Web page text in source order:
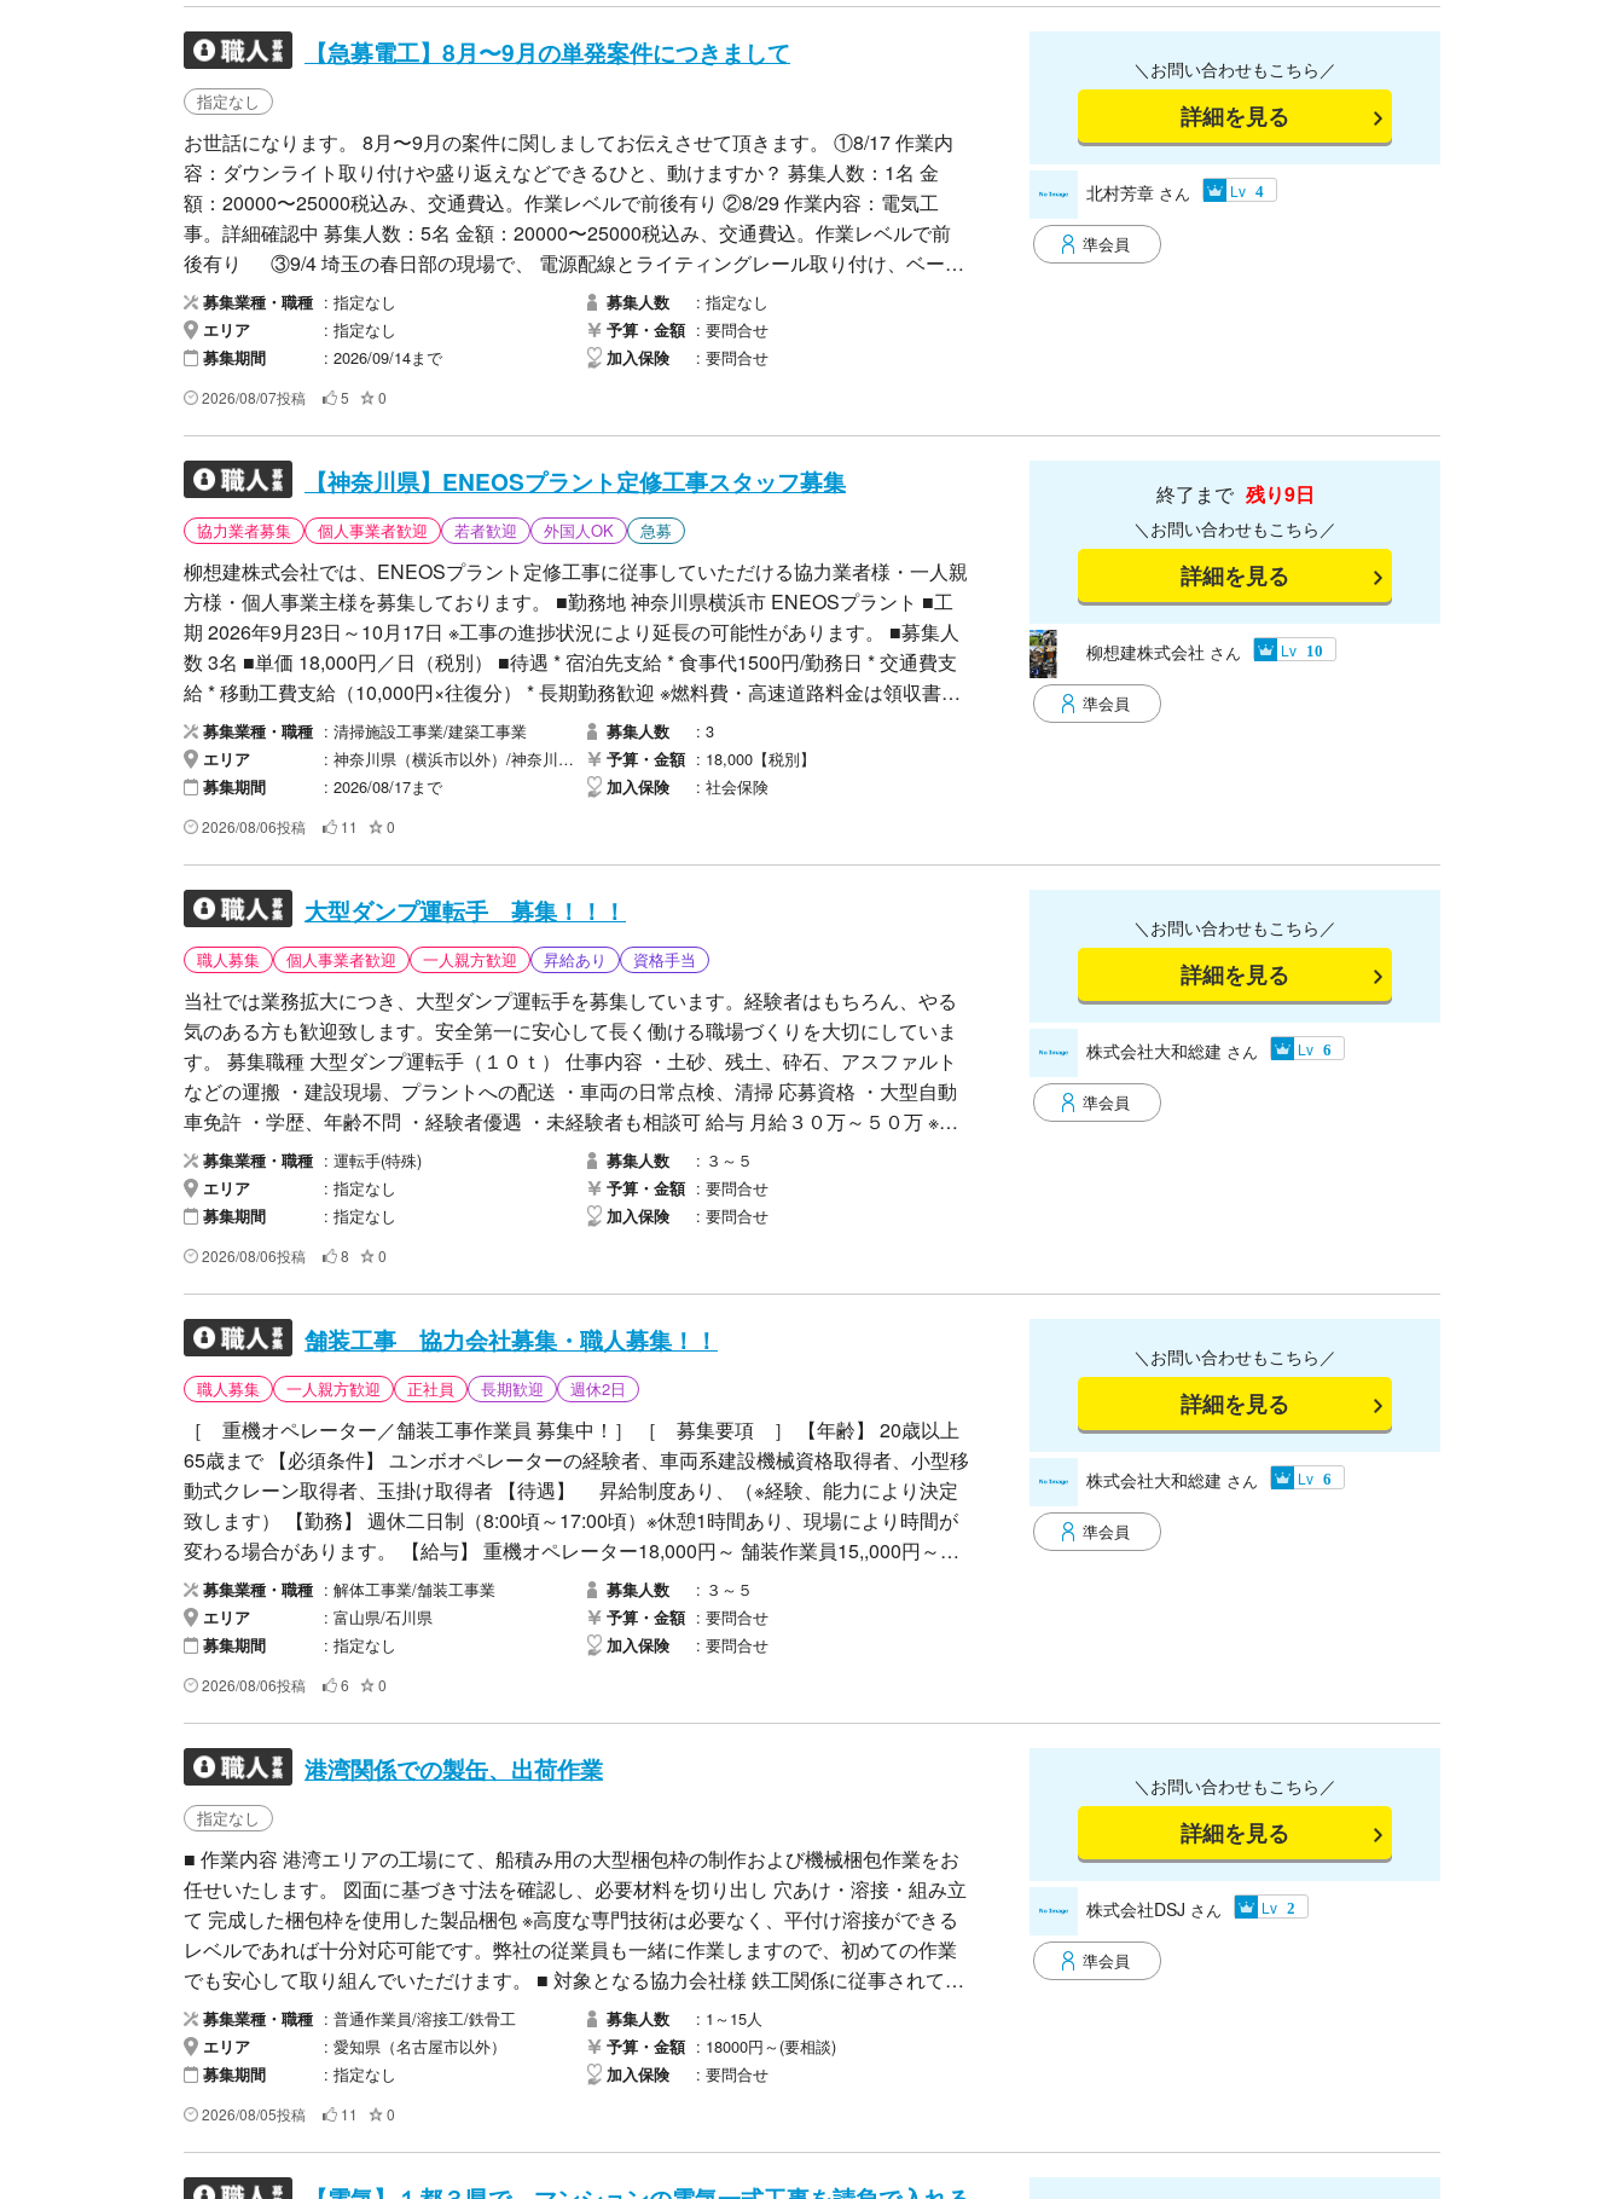
ンライト2台取り付けなど、 募集人数：3名 金額：20000〜25000税込み、交通費込。作業
レベルで前後有り 以上となります。何卒宜しくお願い致します。
【急募電工】8月〜9月の単発案件につきまして
指定なし
お世話になります。 8月〜9月の案件に関しましてお伝えさせて頂きます。 ①8/17 作業内
容：ダウンライト取り付けや盛り返えなどできるひと、動けますか？ 募集人数：1名 金
額：20000〜25000税込み、交通費込。作業レベルで前後有り ②8/29 作業内容：電気工
事。詳細確認中 募集人数：5名 金額：20000〜25000税込み、交通費込。作業レベルで前
後有り ③9/4 埼玉の春日部の現場で、 電源配線とライティングレール取り付け、ベース
ライト2台移設、ダウンライト2台取り付けなど、 募集人数：3名 金額：20000〜25000税
込み、交通費込。作業レベルで前後有り ④9/6 埼玉の春日部の現場で、 電源配線とライ
ティングレール取り付け、ベースライト2台移設、ダウンライト2台取り付けなど、 募集人
数：2名 金額：20000〜25000税込み、交通費込。作業レベルで前後有り ⑤9/14 埼玉の
春日部の現場で、 電源配線とライティングレール取り付け、ベースライト2台移設、ダウ
ンライト2台取り付けなど、 募集人数：3名 金額：20000〜25000税込み、交通費込。作業
レベルで前後有り 以上となります。何卒宜しくお願い致します。
募集業種・職種 指定なし
エリア 指定なし
募集期間 2026/09/14まで
募集人数 指定なし
予算・金額 要問合せ
加入保険 要問合せ
2026/08/07投稿 5 0
＼お問い合わせもこちら／
詳細を見る
北村芳章 さん Lv 4
準会員
【神奈川県】ENEOSプラント定修工事スタッフ募集
協力業者募集 個人事業者歓迎 若者歓迎 外国人OK 急募
柳想建株式会社では、ENEOSプラント定修工事に従事していただける協力業者様・一人親
方様・個人事業主様を募集しております。 ■勤務地 神奈川県横浜市 ENEOSプラント ■工
期 2026年9月23日～10月17日 ※工事の進捗状況により延長の可能性があります。 ■募集人
数 3名 ■単価 18,000円／日（税別） ■待遇 * 宿泊先支給 * 食事代1500円/勤務日 * 交通費支
給 * 移動工費支給（10,000円×往復分） * 長期勤務歓迎 ※燃料費・高速道路料金は領収書の
提出が必須です。 ■作業内容 ENEOSプラント内での定期修繕工事に伴う現場作業です。
【主な作業内容】 * 機器・配管設備のメンテナンス補助 * ボルト脱着・清掃作業 * 資材運搬
* 養生・片付け * 手元作業 * その他、現場監督の指示による軽作業 ※経験・資格に応じて作
業内容を決定します。 ■応募条件 * 建設現場経験者歓迎 * 手元作業経験者歓迎 * 一人親方歓
迎 * 協力会社様歓迎 * 真面目に勤務できる方 * 報告・連絡・相談をしっかり行える方 * 安全
ルールを守れる方 ■歓迎資格 * フルハーネス特別教育 * 足場特別教育 * 職長・安全衛生責任
者教育 ※資格がなくても現場経験がある方はお気軽にご相談ください。 ■持参品 * 作業服 *
安全靴 * ヘルメット * 保護具 * 手道具一式 ■提出書類 * 作業員名簿（緊急連絡先・血液型記
載） * 顔写真付き身分証明書（表裏） * 健康保険証（表裏） * 資格証（表裏） * 健康診断書
（医師による「就労可能」の記載必須） * 白い壁を背景に撮影した顔写真 * 一人親方労災
加入証 * メールアドレス 【車両持込の場合】 * 車検証 * 自賠責保険証 * 自動車検査証 * 車
種・車両色 * 任意保険証券 ■事前教育 インターネットを使用した事前講習があります。 受
講のため、各人のメールアドレスをご準備ください。
募集業種・職種 清掃施設工事業/建築工事業
エリア 神奈川県（横浜市以外）/神奈川県（横浜市）
募集期間 2026/08/17まで
募集人数 3
予算・金額 18,000【税別】
加入保険 社会保険
2026/08/06投稿 11 0
終了まで 残り9日
＼お問い合わせもこちら／
詳細を見る
柳想建株式会社 さん Lv 10
準会員
大型ダンプ運転手 募集！！！
職人募集 個人事業者歓迎 一人親方歓迎 昇給あり 資格手当
当社では業務拡大につき、大型ダンプ運転手を募集しています。経験者はもちろん、やる
気のある方も歓迎致します。安全第一に安心して長く働ける職場づくりを大切にしていま
す。 募集職種 大型ダンプ運転手（１０ｔ） 仕事内容 ・土砂、残土、砕石、アスファルト
などの運搬 ・建設現場、プラントへの配送 ・車両の日常点検、清掃 応募資格 ・大型自動
車免許 ・学歴、年齢不問 ・経験者優遇 ・未経験者も相談可 給与 月給３０万～５０万 ※経
験、能力を考慮のうえ決定します。 勤務時間 ８：００～１７：００ ※現場により変動あり
休日 ・日曜日 ・GW、夏季休暇、年末年始 福利厚生 ・社会保険完備 ・制服貸与 ・マイカ
ー通勤 ・各種手当 応募内容 お電話またはメールよりお気軽に応募ください。 面接日程を
ご案内致します。 【安全第一】で一緒に働ける仲間をお待ちしております。
募集業種・職種 運転手(特殊)
エリア 指定なし
募集期間 指定なし
募集人数 ３～５
予算・金額 要問合せ
加入保険 要問合せ
2026/08/06投稿 8 0
＼お問い合わせもこちら／
詳細を見る
株式会社大和総建 さん Lv 6
準会員
舗装工事 協力会社募集・職人募集！！
職人募集 一人親方歓迎 正社員 長期歓迎 週休2日
［ 重機オペレーター／舗装工事作業員 募集中！］ ［ 募集要項 ］ 【年齢】 20歳以上
65歳まで 【必須条件】 ユンボオペレーターの経験者、車両系建設機械資格取得者、小型移
動式クレーン取得者、玉掛け取得者 【待遇】 昇給制度あり、（※経験、能力により決定
致します） 【勤務】 週休二日制（8:00頃～17:00頃）※休憩1時間あり、現場により時間が
変わる場合があります。 【給与】 重機オペレーター18,000円～ 舗装作業員15,,000円～
［ こんな方におススメ！］ ◆ 長期就業をご希望の方！ ◆ 仕事を意欲的に行いたい方！
◆ 経験や技術を活かしたい方！など ［ ご連絡いただける方へ ］ 「サガツクを見た」
とおっしゃって頂けるとスムーズです。 皆さまからのご応募を心よりお待ちしておりま
す。 セールス、勧誘等の業者の連絡はご遠慮ください
募集業種・職種 解体工事業/舗装工事業
エリア 富山県/石川県
募集期間 指定なし
募集人数 ３～５
予算・金額 要問合せ
加入保険 要問合せ
2026/08/06投稿 6 0
＼お問い合わせもこちら／
詳細を見る
株式会社大和総建 さん Lv 6
準会員
港湾関係での製缶、出荷作業
指定なし
​■ 作業内容 港湾エリアの工場にて、船積み用の大型梱包枠の制作および機械梱包作業をお
任せいたします。 ​図面に基づき寸法を確認し、必要材料を切り出し ​穴あけ・溶接・組み立
て ​完成した梱包枠を使用した製品梱包 ​※高度な専門技術は必要なく、平付け溶接ができる
レベルであれば十分対応可能です。弊社の従業員も一緒に作業しますので、初めての作業
でも安心して取り組んでいただけます。 ​■ 対象となる協力会社様 ​鉄工関係に従事されてい
る会社様 ​「興味がある」「新しい分野に挑戦したい」という意欲をお持ちの会社様も大歓
迎です。一人親方様も可能です。 ​■ 募集要項 ​募集人数： 1名〜15名程度 ​単価： 1日あたり
18,000円（要相談）
募集業種・職種 普通作業員/溶接工/鉄骨工
エリア 愛知県（名古屋市以外）
募集期間 指定なし
募集人数 1～15人
予算・金額 18000円～(要相談)
加入保険 要問合せ
2026/08/05投稿 11 0
＼お問い合わせもこちら／
詳細を見る
株式会社DSJ さん Lv 2
準会員